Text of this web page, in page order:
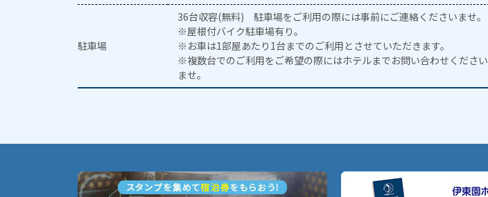
駐車場
36台収容(無料) 駐車場をご利用の際には事前にご連絡くださいませ。
※屋根付バイク駐車場有り。
※お車は1部屋あたり1台までのご利用とさせていただきます。
※複数台でのご利用をご希望の際にはホテルまでお問い合わせください
ませ。